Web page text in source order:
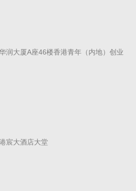
润大厦A座46楼香港青年（内地）创业
宸大酒店大堂